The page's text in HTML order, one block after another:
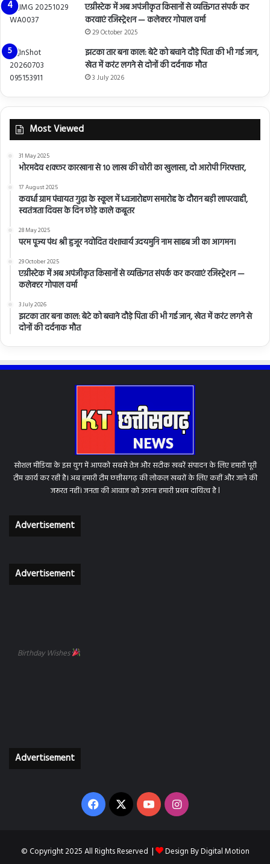
एग्रीस्टेक में अब अपंजीकृत किसानों से व्यक्तिगत संपर्क कर
करवाएं रजिस्ट्रेशन — कलेक्टर गोपाल वर्मा
29 October 2025
झटका तार बना काल: बेटे को बचाने दौड़े पिता की भी गई जान,
खेत में करंट लगने से दोनों की दर्दनाक मौत
3 July 2026
Most Viewed
31 May 2025
भोरमदेव शक्कर कारखाना से 10 लाख की चोरी का खुलासा, दो आरोपी गिरफ्तार,
17 August 2025
कवर्धा ग्राम पंचायत गुढ़ा के स्कूल में ध्वजारोहण समारोह के दौरान बड़ी लापरवाही,
स्वतंत्रता दिवस के दिन छोड़े काले कबूतर
28 May 2025
परम पूज्य पंथ श्री हुजूर नवोदित वंशाचार्य उदयमुनि नाम साहब जी का आगमन।
29 October 2025
एग्रीस्टेक में अब अपंजीकृत किसानों से व्यक्तिगत संपर्क कर करवाएं रजिस्ट्रेशन —
कलेक्टर गोपाल वर्मा
3 July 2026
झटका तार बना काल: बेटे को बचाने दौड़े पिता की भी गई जान, खेत में करंट लगने से
दोनों की दर्दनाक मौत
सोशल मीडिया के इस युग में आपको सबसे तेज और सटीक खबरें संपादन के लिए हमारी पूरी
टीम कार्य कर रही है। अब हमारी टीम छत्तीसगढ़ की लोकल खबरों के लिए कहीं और जाने की
जरूरत नहीं। जनता की आवाज को उठाना हमारी प्रथम दायित्व है l
Advertisement
Advertisement
Birthday Wishes
Advertisement
Facebook
X YouTubeInstagram
© Copyright 2025 All Rights Reserved | Design ByDigital Motion